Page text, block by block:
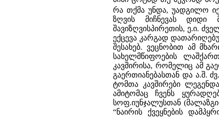
რა თქმა უნდა, უადგილო
ზღვის მიჩნევას დიდი
შავიზღვისპირეთის, ე.ი.
ექცევა კარგად
შესახებ. ვეცნობით ამ
სახელმწიფოების
კავშირისა, რომელიც ამ
გაერთიანებასთან და ა.შ.
ტომთა კავშირები
ამიტომაც ჩვენს
სოფ.იუნჯალუსთან
“ნაირის ქვეყნების